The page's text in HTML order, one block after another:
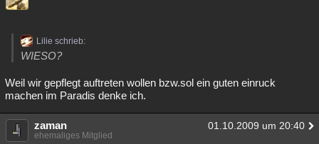
Philosophie
Astronomie Helpdesk
Übersichten
Lesenswert Schlüsselwörter
Lilie schrieb:
WIESO?
Weil wir gepflegt auftreten wollen bzw.sol ein guten einruck
machen im Paradis denke ich.
zaman 01.10.2009 um 20:40
ehemaliges Mitglied